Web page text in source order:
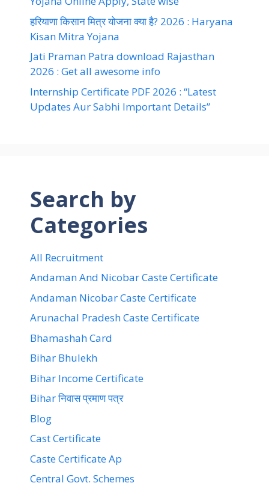
हरियाणा किसान मित्र योजना क्या है? 2026 : Haryana
Kisan Mitra Yojana
Jati Praman Patra download Rajasthan
2026 : Get all awesome info
Internship Certificate PDF 2026 : “Latest
Updates Aur Sabhi Important Details”
Search by
Categories
All Recruitment
Andaman And Nicobar Caste Certificate
Andaman Nicobar Caste Certificate
Arunachal Pradesh Caste Certificate
Bhamashah Card
Bihar Bhulekh
Bihar Income Certificate
Bihar निवास प्रमाण पत्र
Blog
Cast Certificate
Caste Certificate Ap
Central Govt. Schemes